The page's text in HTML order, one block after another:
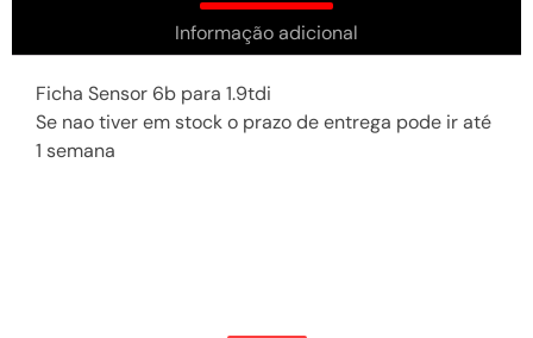
Informação adicional
Ficha Sensor 6b para 1.9tdi
Se nao tiver em stock o prazo de entrega pode ir até
1 semana